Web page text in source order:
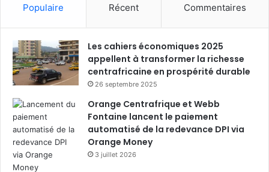
Populaire Récent Commentaires
Les cahiers économiques 2025
appellent à transformer la richesse
centrafricaine en prospérité durable
26 septembre 2025
Orange Centrafrique et Webb
Fontaine lancent le paiement
automatisé de la redevance DPI via
Orange Money
3 juillet 2026